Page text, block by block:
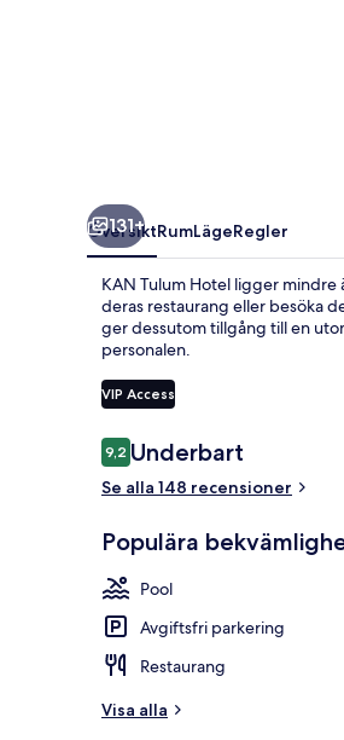
131+
ÖversiktRumLägeRegler
KAN Tulum Hotel ligger mindre
deras restaurang eller besöka
ger dessutom tillgång till en
personalen.
VIP Access
Recensioner
9,29,2 av 10,
Underbart
Se alla 148 recensioner
Populära
Pool
Avgiftsfri parkering
Restaurang
Visa alla